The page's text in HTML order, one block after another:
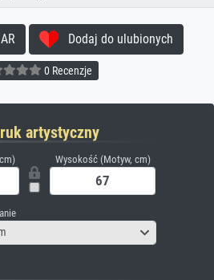
Dodaj do ulubionych
0 Recenzje
artystyczny
Wysokość (Motyw, cm)